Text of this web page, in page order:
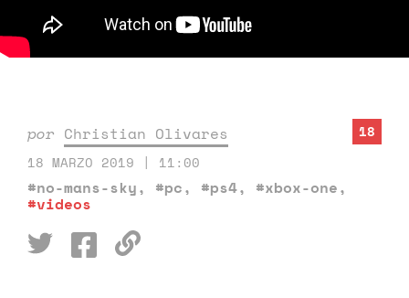
por Christian Olivares
18 MARZO 2019 | 11:00
#no-mans-sky, #pc, #ps4, #xbox-one,
#videos
18